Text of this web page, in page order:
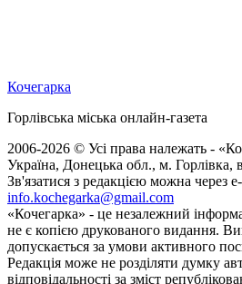
Кочегарка
Горлівська міська онлайн-газета
2006-2026 © Усі права належать -
Україна, Донецька обл., м. Горлівка,
Зв'язатися з редакцією можна через
info.kochegarka@gmail.com
«Кочегарка» - це незалежний
не є копією друкованого видання.
допускається за умови активного
Редакція може не розділяти думку
відповідальності за зміст